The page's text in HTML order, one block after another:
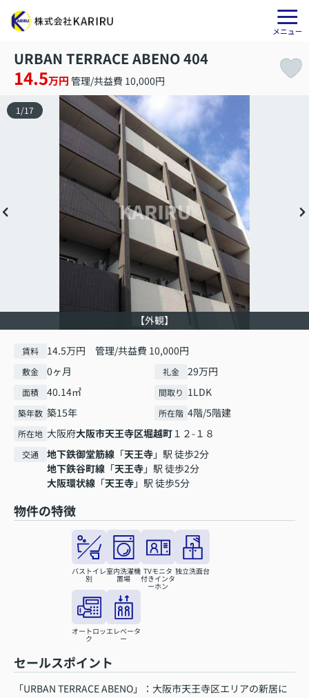
URBAN TERRACE ABENO 404
14.5万円 管理/共益費 10,000円
【外観】
1 /17
賃料 14.5万円 管理/共益費 10,000円
敷金 0ヶ月 礼金 29万円
面積 40.14㎡ 間取り 1LDK
築年数 築15年 所在階 4階/5階建
所在地 大阪府大阪市天王寺区堀越町１２-１８
交通 地下鉄御堂筋線 「天王寺」駅 徒歩2分
地下鉄谷町線 「天王寺」駅 徒歩2分
大阪環状線 「天王寺」駅 徒歩5分
物件の特徴
バストイレ
別
室内洗濯機
置場
TVモニタ
付きインタ
ーホン
独立洗面台
オートロッ
ク
エレベータ
ー
セールスポイント
「URBAN TERRACE ABENO」：大阪市天王寺区エリアの新居に